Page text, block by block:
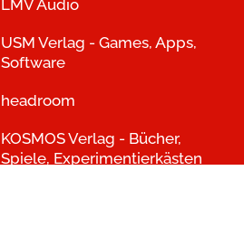
LMV Audio
USM Verlag - Games, Apps,
Software
headroom
KOSMOS Verlag - Bücher,
Spiele, Experimentierkästen